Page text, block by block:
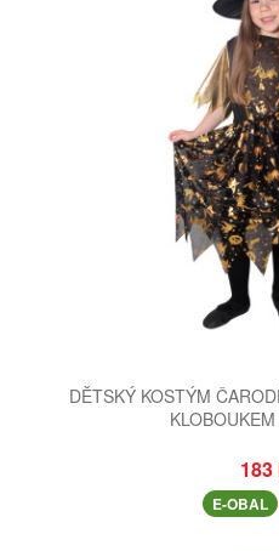
DĚTSKÝ KOSTÝM
E-OBAL